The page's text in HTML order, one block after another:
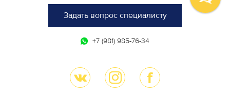
Задать вопрос специалисту
+7 (981) 985-76-34